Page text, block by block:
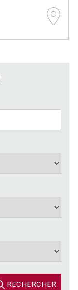
RECHERCHER